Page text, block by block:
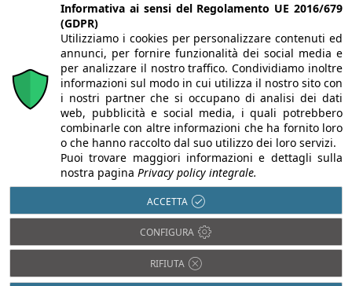
Per la tua pubblicità
newsletter
Informativa ai sensi del Regolamento UE 2016/679
(GDPR)
Utilizziamo i cookies per personalizzare contenuti ed
annunci, per fornire funzionalità dei social media e
per analizzare il nostro traffico. Condividiamo inoltre
informazioni sul modo in cui utilizza il nostro sito con
i nostri partner che si occupano di analisi dei dati
web, pubblicità e social media, i quali potrebbero
combinarle con altre informazioni che ha fornito loro
o che hanno raccolto dal suo utilizzo dei loro servizi.
Puoi trovare maggiori informazioni e dettagli sulla
nostra pagina Privacy policy integrale.
ACCETTA
CONFIGURA
RIFIUTA